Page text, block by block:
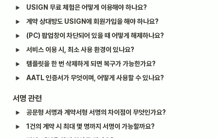
USIGN 무료 체험은 어떻게 이용해야 하나요?
계약 상대방도 USIGN에 회원가입을 해야 하나요?
(PC) 팝업창이 차단되어 있을 때 어떻게 해제하나요?
서비스 이용 시, 최소 사용 환경이 있나요?
템플릿을 한 번 삭제하게 되면 복구가 가능한가요?
AATL 인증서가 무엇이며, 어떻게 사용할 수 있나요?
서명 관련
공문형 서명과 계약서형 서명의 차이점이 무엇인가요?
1건의 계약 시 최대 몇 명까지 서명이 가능할까요?